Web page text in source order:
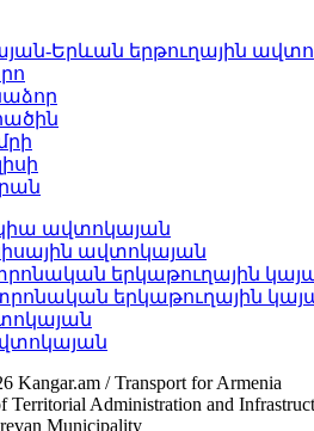
Երևան երթուղային
ավտոկայան
ավտոկայան
երկաթուղային
երկաթուղային
Kangar.am / Transport for Armenia
Administration and
Municipality